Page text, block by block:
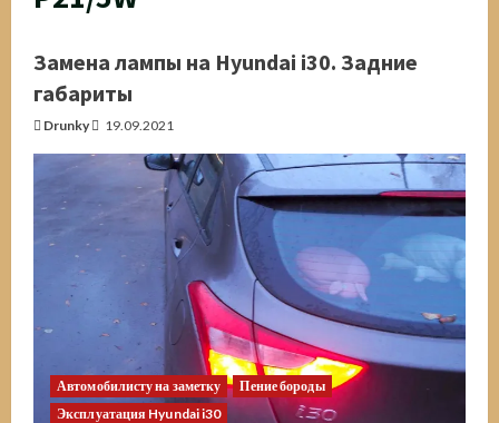
Замена лампы на Hyundai i30. Задние
габариты
Drunky 19.09.2021
Автомобилисту на заметку
Пение бороды
Эксплуатация Hyundai i30